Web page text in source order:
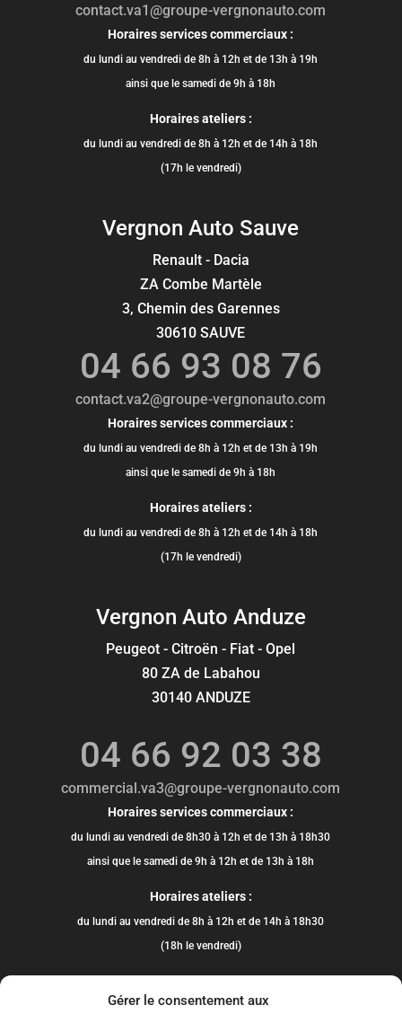
Gérer le consentement aux
contact.va1@groupe-vergnonauto.com
Horaires services commerciaux :
du lundi au vendredi de 8h à 12h et de 13h à 19h
ainsi que le samedi de 9h à 18h
Horaires ateliers :
du lundi au vendredi de 8h à 12h et de 14h à 18h
(17h le vendredi)
Vergnon Auto Sauve
Renault - Dacia
ZA Combe Martèle
3, Chemin des Garennes
30610 SAUVE
04 66 93 08 76
contact.va2@groupe-vergnonauto.com
Horaires services commerciaux :
du lundi au vendredi de 8h à 12h et de 13h à 19h
ainsi que le samedi de 9h à 18h
Horaires ateliers :
du lundi au vendredi de 8h à 12h et de 14h à 18h
(17h le vendredi)
Vergnon Auto Anduze
Peugeot - Citroën - Fiat - Opel
80 ZA de Labahou
30140 ANDUZE
04 66 92 03 38
commercial.va3@groupe-vergnonauto.com
Horaires services commerciaux :
du lundi au vendredi de 8h30 à 12h et de 13h à 18h30
ainsi que le samedi de 9h à 12h et de 13h à 18h
Horaires ateliers :
du lundi au vendredi de 8h à 12h et de 14h à 18h30
(18h le vendredi)